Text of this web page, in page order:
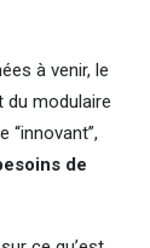
à venir, le
du modulaire
de